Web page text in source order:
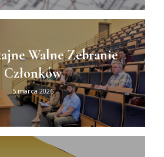
Walne Zebranie
Członków
5 marca 2026